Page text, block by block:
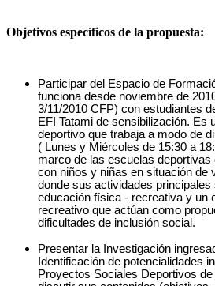
Objetivos específicos de la propuesta:
Participar del Espacio de
funciona desde noviembre de
3/11/2010 CFP) con estudiantes
EFI Tatami de sensibilización. Es
deportivo que trabaja a modo de
( Lunes y Miércoles de 15:30 a
marco de las escuelas deportivas
con niños y niñas en situación de
donde sus actividades principales
educación física - recreativa y un
recreativo que actúan como
dificultades de inclusión social.
Presentar la Investigación
Identificación de potencialidades
Proyectos Sociales Deportivos